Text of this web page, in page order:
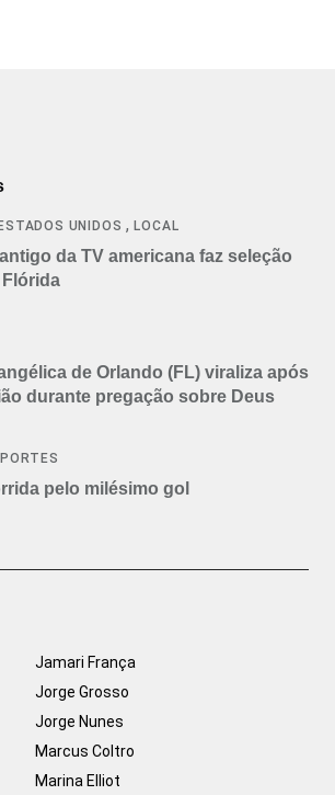
ESTADOS UNIDOS ,LOCAL
da TV americana faz seleção
de Orlando (FL) viraliza após
durante pregação sobre Deus
pelo milésimo gol
Jamari França
Jorge Grosso
Jorge Nunes
Marcus Coltro
Marina Elliot